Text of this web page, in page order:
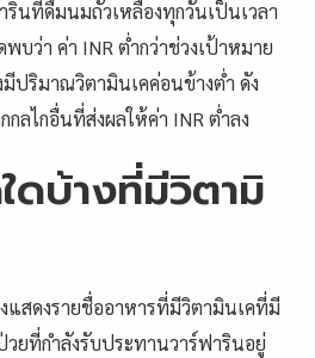
รินที่ดื่มนมถั่วเหลืองทุกวันเป็นเวลา
พบว่า ค่า INR ต่ำกว่าช่วงเป้าหมาย
ปริมาณวิตามินเคค่อนข้างต่ำ ดัง
กลไกอื่นที่ส่งผลให้ค่า INR ต่ำลง
ดบ้างที่มีวิตามิ
แสดงรายชื่ออาหารที่มีวิตามินเคที่มี
ยที่กำลังรับประทานวาร์ฟารินอยู่